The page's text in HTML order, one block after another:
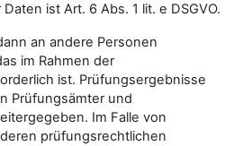
ist Art. 6 Abs. 1 lit. e DSGVO.
an andere Personen
im Rahmen der
ist. Prüfungsergebnisse
Prüfungsämter und
Im Falle von
prüfungsrechtlichen